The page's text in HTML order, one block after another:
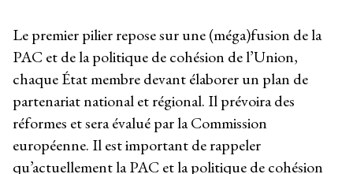
Le premier pilier repose sur une (méga)fusion de la
PAC et de la politique de cohésion de l’Union,
chaque État membre devant élaborer un plan de
partenariat national et régional. Il prévoira des
réformes et sera évalué par la Commission
européenne. Il est important de rappeler
qu’actuellement la PAC et la politique de cohésion